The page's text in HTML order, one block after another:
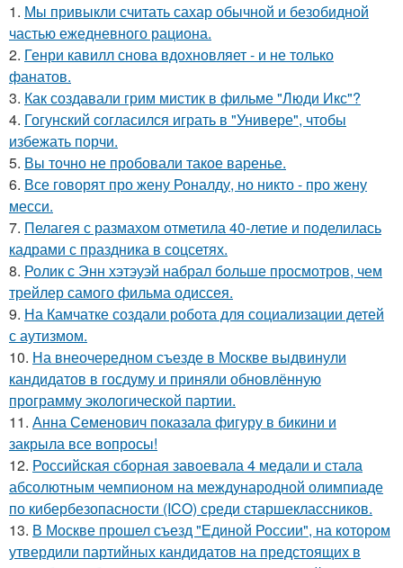
1. Мы привыкли считать сахар обычной и безобидной
частью ежедневного рациона.
2. Генри кавилл снова вдохновляет - и не только
фанатов.
3. Как создавали грим мистик в фильме "Люди Икс"?
4. Гогунский согласился играть в "Универе", чтобы
избежать порчи.
5. Вы точно не пробовали такое варенье.
6. Все говорят про жену Роналду, но никто - про жену
месси.
7. Пелагея с размахом отметила 40-летие и поделилась
кадрами с праздника в соцсетях.
8. Ролик с Энн хэтэуэй набрал больше просмотров, чем
трейлер самого фильма одиссея.
9. На Камчатке создали робота для социализации детей
с аутизмом.
10. На внеочередном съезде в Москве выдвинули
кандидатов в госдуму и приняли обновлённую
программу экологической партии.
11. Анна Семенович показала фигуру в бикини и
закрыла все вопросы!
12. Российская сборная завоевала 4 медали и стала
абсолютным чемпионом на международной олимпиаде
по кибербезопасности (ICO) среди старшеклассников.
13. В Москве прошел съезд "Единой России", на котором
утвердили партийных кандидатов на предстоящих в